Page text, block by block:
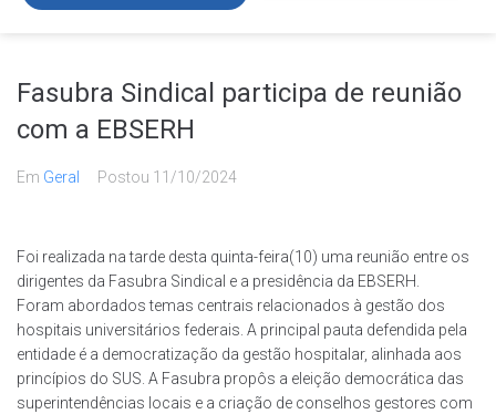
Fasubra Sindical participa de reunião
com a EBSERH
Em Geral Postou 11/10/2024
Foi realizada na tarde desta quinta-feira(10) uma reunião entre os
dirigentes da Fasubra Sindical e a presidência da EBSERH.
Foram abordados temas centrais relacionados à gestão dos
hospitais universitários federais. A principal pauta defendida pela
entidade é a democratização da gestão hospitalar, alinhada aos
princípios do SUS. A Fasubra propôs a eleição democrática das
superintendências locais e a criação de conselhos gestores com